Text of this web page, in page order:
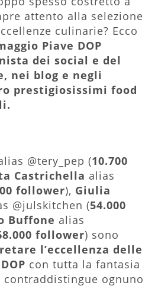
attento alla selezione
culinarie? Ecco
Piave DOP
dei social e del
nei blog e negli
prestigiosissimi food
@tery_pep (10.700
Castrichella alias
follower), Giulia
@julskitchen (54.000
Buffone alias
follower) sono
l’eccellenza delle
con tutta la fantasia
contraddistingue ognuno